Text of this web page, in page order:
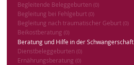
Begleitende Beleggeburten (0)
Begleitung bei Fehlgeburt (0)
Begleitung nach traumatischer Geburt (0)
Beikostberatung (0)
Beratung und Hilfe in der Schwangerschaft
Dienstbeleggeburten (0)
Ernährungsberatung (0)